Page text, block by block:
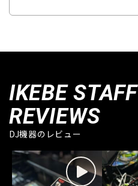
IKEBE STAFF
REVIEWS
DJ機器のレビュー